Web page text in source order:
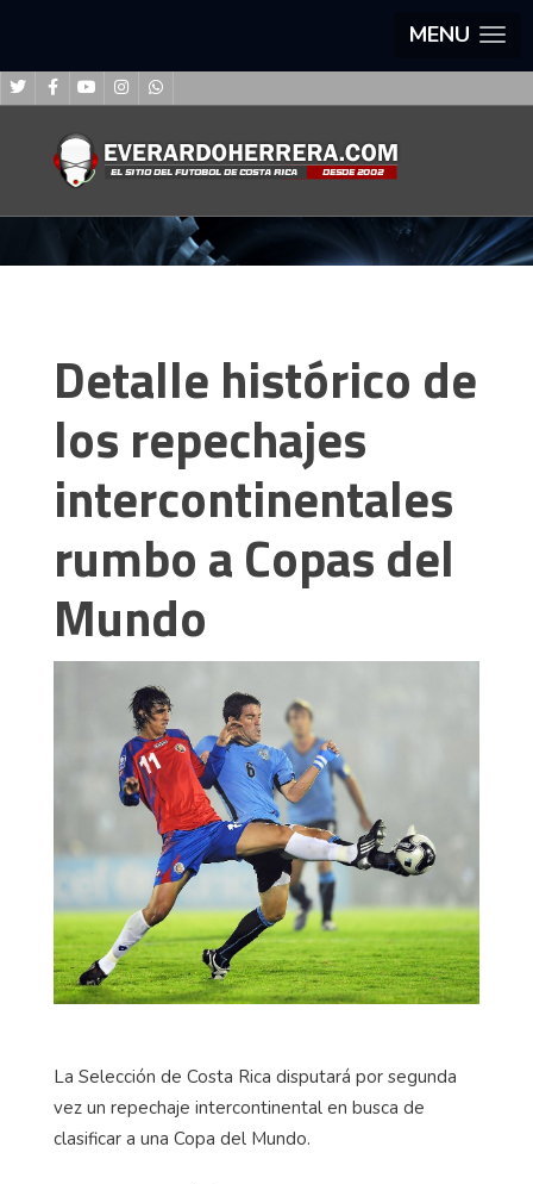
MENU
Detalle histórico de
los repechajes
intercontinentales
rumbo a Copas del
Mundo
La Selección de Costa Rica disputará por segunda
vez un repechaje intercontinental en busca de
clasificar a una Copa del Mundo.